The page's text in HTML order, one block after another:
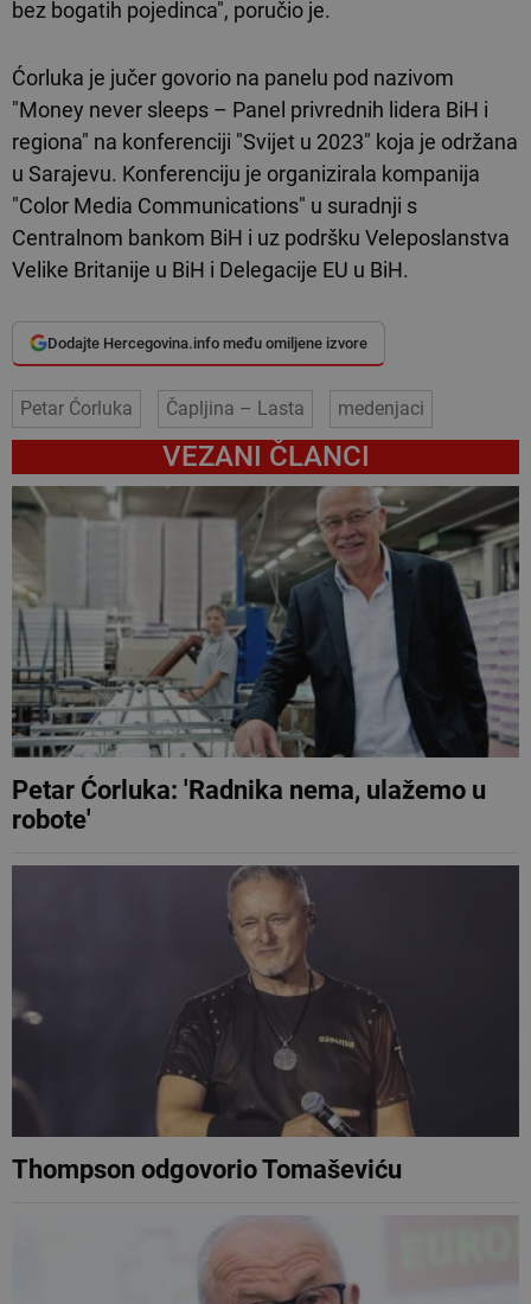
bez bogatih pojedinca", poručio je.
Ćorluka je jučer govorio na panelu pod nazivom
"Money never sleeps – Panel privrednih lidera BiH i
regiona" na konferenciji "Svijet u 2023" koja je održana
u Sarajevu. Konferenciju je organizirala kompanija
"Color Media Communications" u suradnji s
Centralnom bankom BiH i uz podršku Veleposlanstva
Velike Britanije u BiH i Delegacije EU u BiH.
Dodajte Hercegovina.info među omiljene izvore
Petar Ćorluka Čapljina – Lasta medenjaci
VEZANI ČLANCI
Petar Ćorluka: 'Radnika nema, ulažemo u
robote'
Thompson odgovorio Tomaševiću